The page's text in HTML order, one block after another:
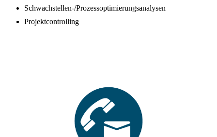
Schwachstellen-/Prozessoptimierungsanalysen
Projektcontrolling